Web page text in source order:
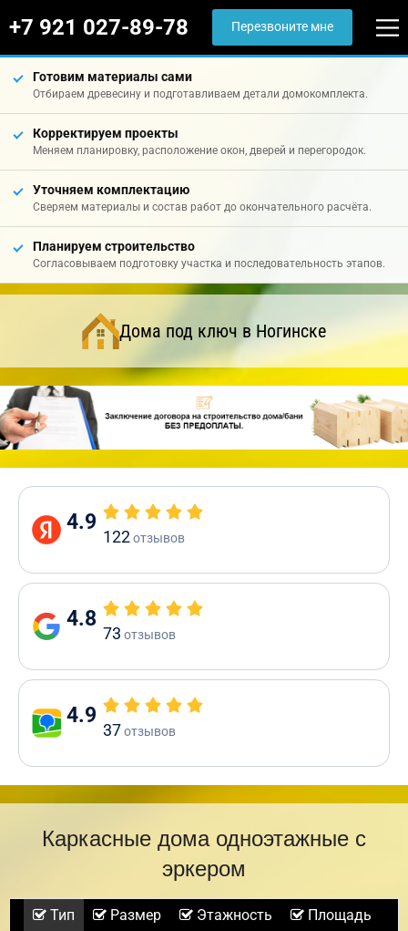
+7 921 027-89-78 Перезвоните мне
Готовим материалы сами
Отбираем древесину и подготавливаем детали домокомплекта.
Корректируем проекты
Меняем планировку, расположение окон, дверей и перегородок.
Уточняем комплектацию
Сверяем материалы и состав работ до окончательного расчёта.
Планируем строительство
Согласовываем подготовку участка и последовательность этапов.
Дома под ключ в Ногинске
4.9
122отзывов
4.8
73 отзывов
4.9
37отзывов
Каркасные дома одноэтажные с
эркером
Тип Размер Этажность
Площадь